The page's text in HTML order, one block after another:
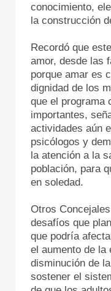
conocimiento,
la construcción
Recordó que
amor, desde las
porque amar es
dignidad de los
que el programa
importantes,
actividades aún
psicólogos y
la atención a la
población, para
en soledad.
Otros
desafíos que
que podría
el aumento de la
disminución de
sostener el